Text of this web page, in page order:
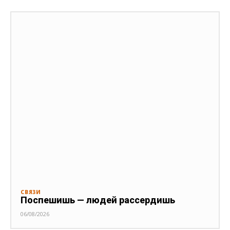
СВЯЗИ
Поспешишь — людей рассердишь
06/08/2026